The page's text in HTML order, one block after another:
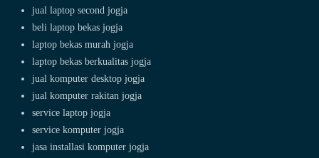
jual laptop second jogja
beli laptop bekas jogja
laptop bekas murah jogja
laptop bekas berkualitas jogja
jual komputer desktop jogja
jual komputer rakitan jogja
service laptop jogja
service komputer jogja
jasa installasi komputer jogja